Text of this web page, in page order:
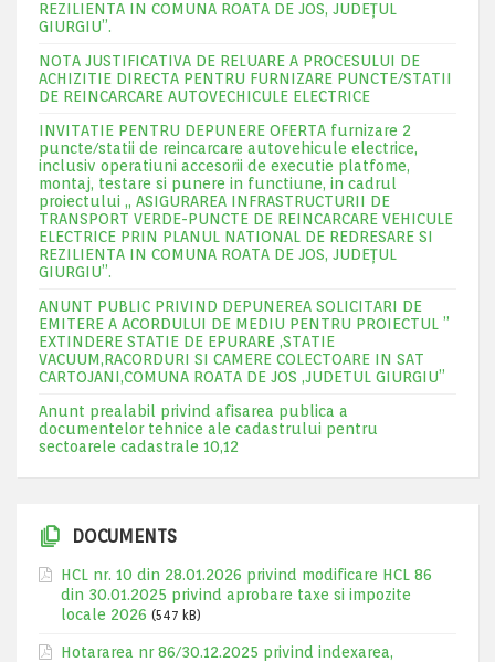
REZILIENTA IN COMUNA ROATA DE JOS, JUDEŢUL
GIURGIU”.
NOTA JUSTIFICATIVA DE RELUARE A PROCESULUI DE
ACHIZITIE DIRECTA PENTRU FURNIZARE PUNCTE/STATII
DE REINCARCARE AUTOVECHICULE ELECTRICE
INVITATIE PENTRU DEPUNERE OFERTA furnizare 2
puncte/statii de reincarcare autovehicule electrice,
inclusiv operatiuni accesorii de executie platfome,
montaj, testare si punere in functiune, in cadrul
proiectului „ ASIGURAREA INFRASTRUCTURII DE
TRANSPORT VERDE-PUNCTE DE REINCARCARE VEHICULE
ELECTRICE PRIN PLANUL NATIONAL DE REDRESARE SI
REZILIENTA IN COMUNA ROATA DE JOS, JUDEŢUL
GIURGIU”.
ANUNT PUBLIC PRIVIND DEPUNEREA SOLICITARI DE
EMITERE A ACORDULUI DE MEDIU PENTRU PROIECTUL ”
EXTINDERE STATIE DE EPURARE ,STATIE
VACUUM,RACORDURI SI CAMERE COLECTOARE IN SAT
CARTOJANI,COMUNA ROATA DE JOS ,JUDETUL GIURGIU”
Anunt prealabil privind afisarea publica a
documentelor tehnice ale cadastrului pentru
sectoarele cadastrale 10,12
DOCUMENTS
HCL nr. 10 din 28.01.2026 privind modificare HCL 86
din 30.01.2025 privind aprobare taxe si impozite
locale 2026 (547 kB)
Hotararea nr 86/30.12.2025 privind indexarea,